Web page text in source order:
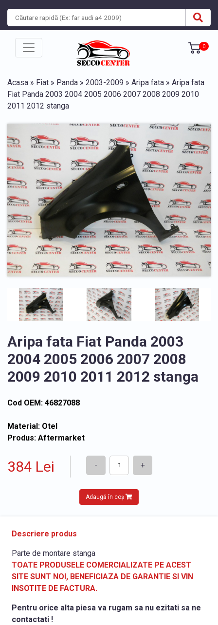
0
Acasa » Fiat » Panda » 2003-2009 » Aripa fata » Aripa fata
Fiat Panda 2003 2004 2005 2006 2007 2008 2009 2010
2011 2012 stanga
Aripa fata Fiat Panda 2003
2004 2005 2006 2007 2008
2009 2010 2011 2012 stanga
Cod OEM: 46827088
Material: Otel
Produs: Aftermarket
384 Lei - +
Adaugă în coș
Descriere produs
Parte de montare stanga
TOATE PRODUSELE COMERCIALIZATE PE ACEST
SITE SUNT NOI, BENEFICIAZA DE GARANTIE SI VIN
INSOTITE DE FACTURA.
Pentru orice alta piesa va rugam sa nu ezitati sa ne
contactati !